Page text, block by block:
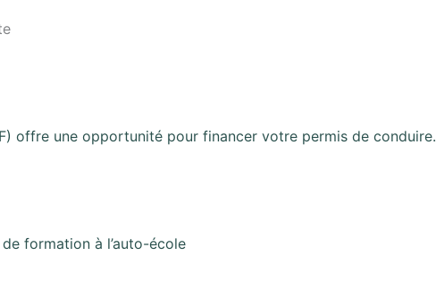
offre une opportunité pour financer votre permis de conduire.
formation à l’auto-école